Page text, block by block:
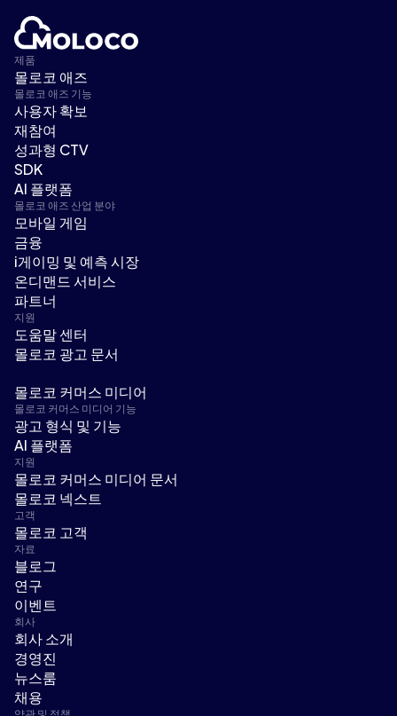
제품
몰로코 애즈
몰로코 애즈 기능
사용자 확보
재참여
성과형 CTV
SDK
AI 플랫폼
몰로코 애즈 산업 분야
모바일 게임
금융
i게이밍 및 예측 시장
온디맨드 서비스
파트너
지원
도움말 센터
몰로코 광고 문서
몰로코 커머스 미디어
몰로코 커머스 미디어 기능
광고 형식 및 기능
AI 플랫폼
지원
몰로코 커머스 미디어 문서
몰로코 넥스트
고객
몰로코 고객
자료
블로그
연구
이벤트
회사
회사 소개
경영진
뉴스룸
채용